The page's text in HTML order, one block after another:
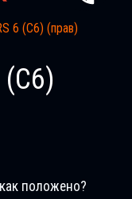
6 (C6) (прав)
положено?